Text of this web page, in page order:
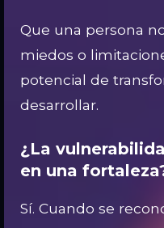
Que una persona
miedos o
potencial de
desarrollar.
¿La
en una
Sí. Cuando se